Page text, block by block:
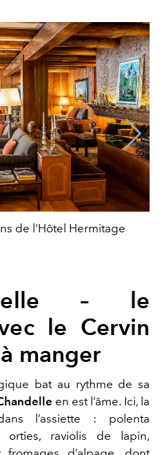
de l'Hôtel Hermitage
– le
le Cervin
manger
bat au rythme de sa
en est l’âme. Ici, la
l’assiette : polenta
orties, raviolis de lapin,